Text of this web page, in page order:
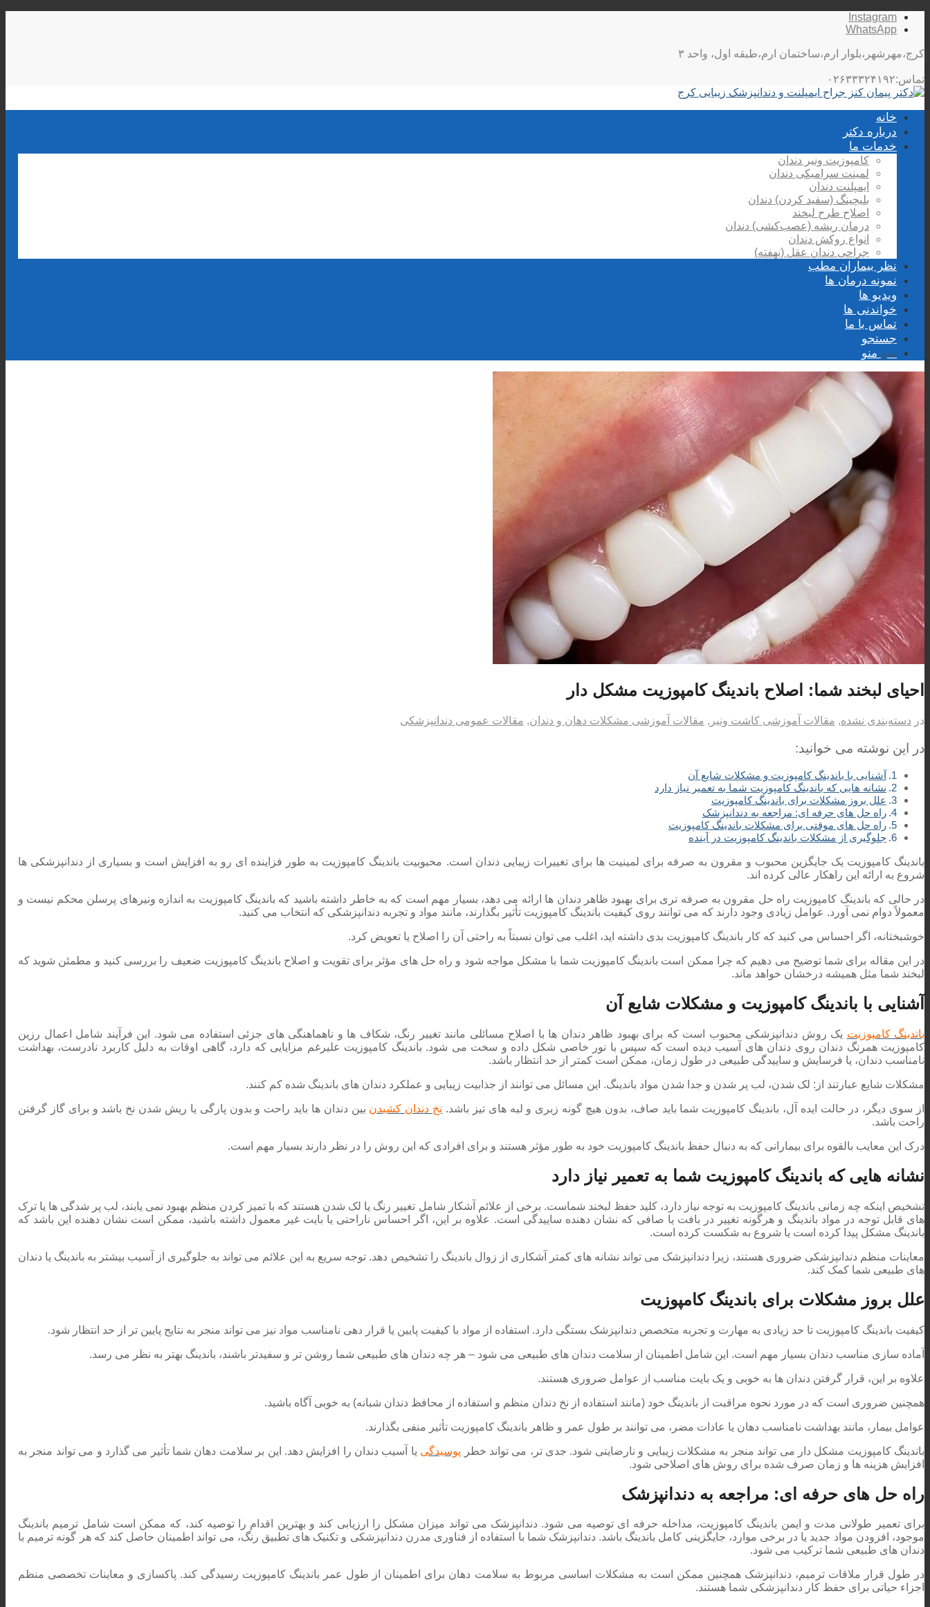
Instagram
WhatsApp
کرج،مهرشهر،بلوار ارم،ساختمان ارم،طبقه اول، واحد ۳
تماس:۰۲۶۳۳۳۲۴۱۹۲
خانه
درباره دکتر
خدمات ما
کامپوزیت ونیر دندان
لمینت سرامیکی دندان
ایمپلنت دندان
بلیچینگ (سفید کردن) دندان
اصلاح طرح لبخند
درمان ریشه (عصب‌کشی) دندان
انواع روکش دندان
جراحی دندان عقل (نهفته)
نظر بیماران مطب
نمونه درمان ها
ویدیو ها
خواندنی ها
تماس با ما
جستجو
منو منو
احیای لبخند شما: اصلاح باندینگ کامپوزیت مشکل دار
در دسته‌بندی نشده, مقالات آموزشی کاشت ونیر , مقالات آموزشی مشکلات دهان و دندان, مقالات عمومی دندانپزشکی
در این نوشته می خوانید:
آشنایی با باندینگ کامپوزیت و مشکلات شایع آن
نشانه هایی که باندینگ کامپوزیت شما به تعمیر نیاز دارد
علل بروز مشکلات برای باندینگ کامپوزیت
راه حل های حرفه ای: مراجعه به دندانپزشک
راه حل های موقتی برای مشکلات باندینگ کامپوزیت
جلوگیری از مشکلات باندینگ کامپوزیت در آینده
باندینگ کامپوزیت یک جایگزین محبوب و مقرون به صرفه برای لمینیت ها برای تغییرات زیبایی دندان است. محبوبیت باندینگ کامپوزیت به طور فزاینده ای رو به افزایش است و بسیاری از دندانپزشکی ها
شروع به ارائه این راهکار عالی کرده اند.
در حالی که باندینگ کامپوزیت راه حل مقرون به صرفه تری برای بهبود ظاهر دندان ها ارائه می دهد، بسیار مهم است که به خاطر داشته باشید که باندینگ کامپوزیت به اندازه ونیرهای پرسلن محکم نیست و
معمولاً دوام نمی آورد. عوامل زیادی وجود دارند که می توانند روی کیفیت باندینگ کامپوزیت تأثیر بگذارند، مانند مواد و تجربه دندانپزشکی که انتخاب می کنید.
خوشبختانه، اگر احساس می کنید که کار باندینگ کامپوزیت بدی داشته اید، اغلب می توان نسبتاً به راحتی آن را اصلاح یا تعویض کرد.
در این مقاله برای شما توضیح می دهیم که چرا ممکن است باندینگ کامپوزیت شما با مشکل مواجه شود و راه حل های مؤثر برای تقویت و اصلاح باندینگ کامپوزیت ضعیف را بررسی کنید و مطمئن شوید که
لبخند شما مثل همیشه درخشان خواهد ماند.
آشنایی با باندینگ کامپوزیت و مشکلات شایع آن
باندینگ کامپوزیت یک روش دندانپزشکی محبوب است که برای بهبود ظاهر دندان ها با اصلاح مسائلی مانند تغییر رنگ، شکاف ها و ناهماهنگی های جزئی استفاده می شود. این فرآیند شامل اعمال رزین
کامپوزیت همرنگ دندان روی دندان های آسیب دیده است که سپس با نور خاصی شکل داده و سخت می شود. باندینگ کامپوزیت علیرغم مزایایی که دارد، گاهی اوقات به دلیل کاربرد نادرست، بهداشت
نامناسب دندان، یا فرسایش و ساییدگی طبیعی در طول زمان، ممکن است کمتر از حد انتظار باشد.
مشکلات شایع عبارتند از: لک شدن، لب پر شدن و جدا شدن مواد باندینگ. این مسائل می توانند از جذابیت زیبایی و عملکرد دندان های باندینگ شده کم کنند.
از سوی دیگر، در حالت ایده آل، باندینگ کامپوزیت شما باید صاف، بدون هیچ گونه زبری و لبه های تیز باشد. نخ دندان کشیدن بین دندان ها باید راحت و بدون پارگی یا ریش شدن نخ باشد و برای گاز گرفتن
راحت باشد.
درک این معایب بالقوه برای بیمارانی که به دنبال حفظ باندینگ کامپوزیت خود به طور مؤثر هستند و برای افرادی که این روش را در نظر دارند بسیار مهم است.
نشانه هایی که باندینگ کامپوزیت شما به تعمیر نیاز دارد
تشخیص اینکه چه زمانی باندینگ کامپوزیت به توجه نیاز دارد، کلید حفظ لبخند شماست. برخی از علائم آشکار شامل تغییر رنگ یا لک شدن هستند که با تمیز کردن منظم بهبود نمی یابند، لب پر شدگی ها یا ترک
های قابل توجه در مواد باندینگ و هرگونه تغییر در بافت یا صافی که نشان دهنده ساییدگی است. علاوه بر این، اگر احساس ناراحتی یا بایت غیر معمول داشته باشید، ممکن است نشان دهنده این باشد که
باندینگ مشکل پیدا کرده است یا شروع به شکست کرده است.
معاینات منظم دندانپزشکی ضروری هستند، زیرا دندانپزشک می تواند نشانه های کمتر آشکاری از زوال باندینگ را تشخیص دهد. توجه سریع به این علائم می تواند به جلوگیری از آسیب بیشتر به باندینگ یا دندان
های طبیعی شما کمک کند.
علل بروز مشکلات برای باندینگ کامپوزیت
کیفیت باندینگ کامپوزیت تا حد زیادی به مهارت و تجربه متخصص دندانپزشک بستگی دارد. استفاده از مواد با کیفیت پایین یا قرار دهی نامناسب مواد نیز می تواند منجر به نتایج پایین تر از حد انتظار شود.
آماده سازی مناسب دندان بسیار مهم است. این شامل اطمینان از سلامت دندان های طبیعی می شود – هر چه دندان های طبیعی شما روشن تر و سفیدتر باشند، باندینگ بهتر به نظر می رسد.
علاوه بر این، قرار گرفتن دندان ها به خوبی و یک بایت مناسب از عوامل ضروری هستند.
همچنین ضروری است که در مورد نحوه مراقبت از باندینگ خود (مانند استفاده از نخ دندان منظم و استفاده از محافظ دندان شبانه) به خوبی آگاه باشید.
عوامل بیمار، مانند بهداشت نامناسب دهان یا عادات مضر، می توانند بر طول عمر و ظاهر باندینگ کامپوزیت تأثیر منفی بگذارند.
باندینگ کامپوزیت مشکل دار می تواند منجر به مشکلات زیبایی و نارضایتی شود. جدی تر، می تواند خطر پوسیدگی یا آسیب دندان را افزایش دهد. این بر سلامت دهان شما تأثیر می گذارد و می تواند منجر به
افزایش هزینه ها و زمان صرف شده برای روش های اصلاحی شود.
راه حل های حرفه ای: مراجعه به دندانپزشک
برای تعمیر طولانی مدت و ایمن باندینگ کامپوزیت، مداخله حرفه ای توصیه می شود. دندانپزشک می تواند میزان مشکل را ارزیابی کند و بهترین اقدام را توصیه کند، که ممکن است شامل ترمیم باندینگ
موجود، افزودن مواد جدید یا در برخی موارد، جایگزینی کامل باندینگ باشد. دندانپزشک شما با استفاده از فناوری مدرن دندانپزشکی و تکنیک های تطبیق رنگ، می تواند اطمینان حاصل کند که هر گونه ترمیم با
دندان های طبیعی شما ترکیب می شود.
در طول قرار ملاقات ترمیم، دندانپزشک همچنین ممکن است به مشکلات اساسی مربوط به سلامت دهان برای اطمینان از طول عمر باندینگ کامپوزیت رسیدگی کند. پاکسازی و معاینات تخصصی منظم
اجزاء حیاتی برای حفظ کار دندانپزشکی شما هستند.